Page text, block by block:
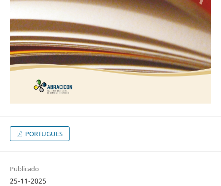
PORTUGUES
Publicado
25-11-2025